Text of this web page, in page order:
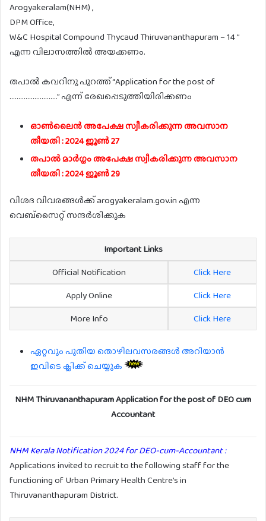
Arogyakeralam(NHM) ,
DPM Office,
W&C Hospital Compound Thycaud Thiruvananthapuram – 14 ”
എന്ന വിലാസത്തിൽ അയക്കണം.
തപാൽ കവറിനു പുറത്ത് “Application for the post of
………………………” എന്ന് രേഖപ്പെടുത്തിയിരിക്കണം
ഓൺലൈൻ അപേക്ഷ സ്വീകരിക്കുന്ന അവസാന
തീയതി : 2024 ജൂൺ 27
തപാൽ മാർഗ്ഗം അപേക്ഷ സ്വീകരിക്കുന്ന അവസാന
തീയതി : 2024 ജൂൺ 29
വിശദ വിവരങ്ങൾക്ക് arogyakeralam.gov.in എന്ന
വെബ്സൈറ്റ് സന്ദർശിക്കുക
Important Links
Official Notification
Click Here
Apply Online
Click Here
More Info
Click Here
ഏറ്റവും പുതിയ തൊഴിലവസരങ്ങൾ അറിയാൻ
ഇവിടെ ക്ലിക്ക് ചെയ്യുക
NHM Thiruvananthapuram Application for the post of DEO cum
Accountant
NHM Kerala Notification 2024 for DEO-cum-Accountant :
Applications invited to recruit to the following staff for the
functioning of Urban Primary Health Centre’s in
Thiruvananthapuram District.